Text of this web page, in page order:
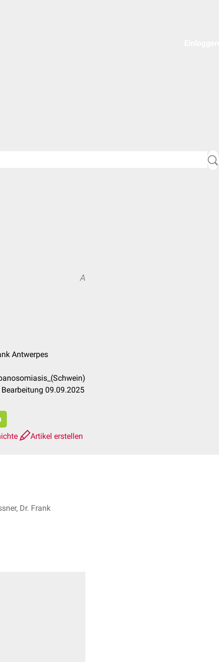
A
Antwerpes
09.09.2025
Artikel erstellen
Dr. Frank